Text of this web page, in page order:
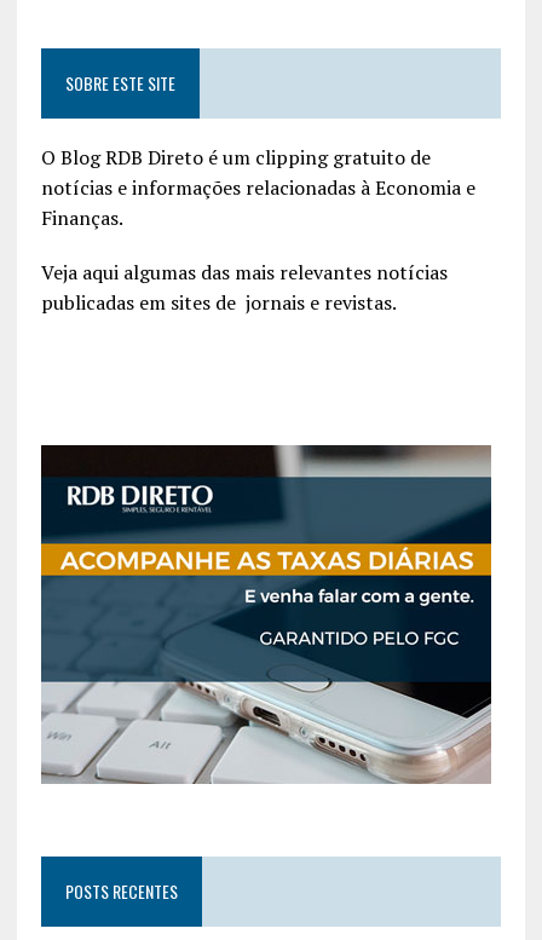
SOBRE ESTE SITE
O Blog RDB Direto é um clipping gratuito de
notícias e informações relacionadas à Economia e
Finanças.
Veja aqui algumas das mais relevantes notícias
publicadas em sites de jornais e revistas.
POSTS RECENTES